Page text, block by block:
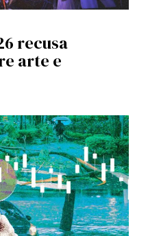
recusa
arte e